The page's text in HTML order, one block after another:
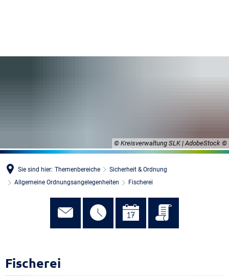
© Kreisverwaltung SLK | AdobeStock
Sie sind hier: Themenbereiche
Sicherheit & Ordnung
Allgemeine Ordnungsangelegenheiten
Fischerei
Fischerei